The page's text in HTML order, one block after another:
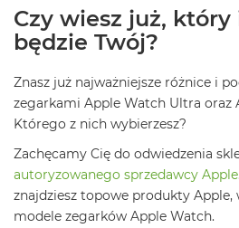
o
k
A
r
Z
ł
t
y
W
e
Czy wiesz już,
będzie Twój?
Znasz już najważniejsze różnice i
zegarkami Apple Watch Ultra oraz
Którego z nich wybierzesz?
Zachęcamy Cię do odwiedzenia
autoryzowanego sprzedawcy Apple
znajdziesz topowe produkty
modele zegarków Apple Watch.